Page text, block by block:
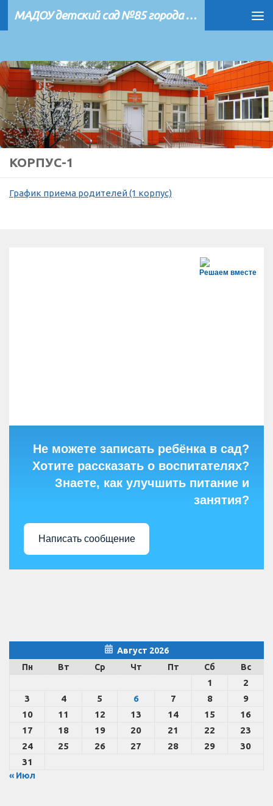
Перейти к содержимому МАДОУ детский сад №85 города Тюмени
КОРПУС-1
График приема родителей (1 корпус)
Решаем вместе
Не можете записать ребёнка в сад?
Хотите рассказать о воспитателях?
Знаете, как улучшить питание и
занятия?
Написать сообщение
Август 2026
Пн
Вт Ср Чт Пт Сб Вс
1
2
3
4 5 6 7 8
9
10
11 12 13 14 15
16
17
18 19 20 21 22
23
24
25 26 27 28 29
30
31
« Июл